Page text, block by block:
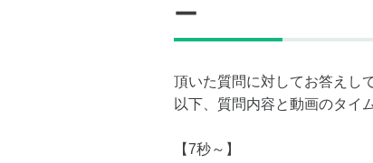
ー
頂いた質問に対してお答えし
以下、質問内容と動画のタイ
【7秒～】